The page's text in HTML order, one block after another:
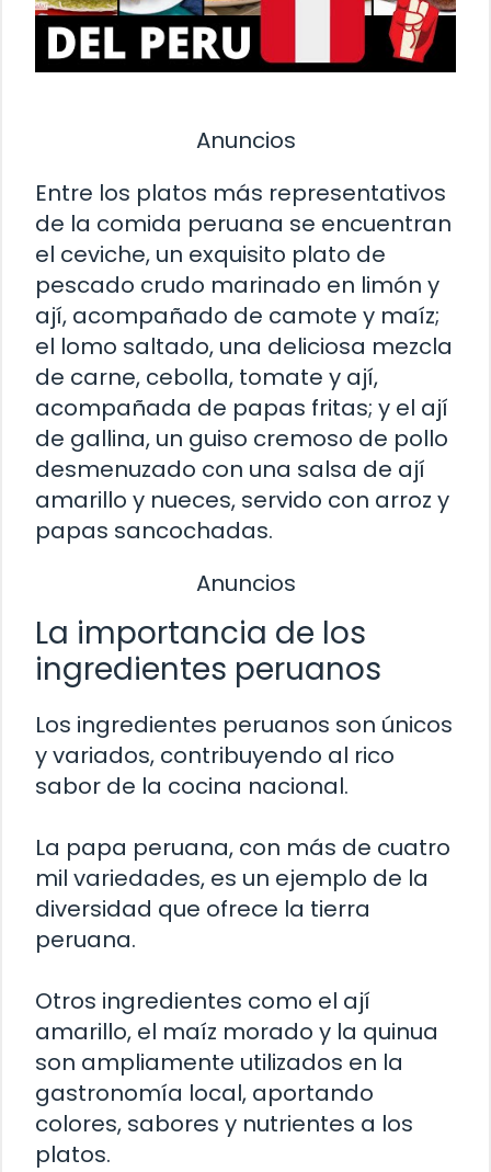
Anuncios
Entre los platos más representativos
de la comida peruana se encuentran
el ceviche, un exquisito plato de
pescado crudo marinado en limón y
ají, acompañado de camote y maíz;
el lomo saltado, una deliciosa mezcla
de carne, cebolla, tomate y ají,
acompañada de papas fritas; y el ají
de gallina, un guiso cremoso de pollo
desmenuzado con una salsa de ají
amarillo y nueces, servido con arroz y
papas sancochadas.
Anuncios
La importancia de los
ingredientes peruanos
Los ingredientes peruanos son únicos
y variados, contribuyendo al rico
sabor de la cocina nacional.
La papa peruana, con más de cuatro
mil variedades, es un ejemplo de la
diversidad que ofrece la tierra
peruana.
Otros ingredientes como el ají
amarillo, el maíz morado y la quinua
son ampliamente utilizados en la
gastronomía local, aportando
colores, sabores y nutrientes a los
platos.